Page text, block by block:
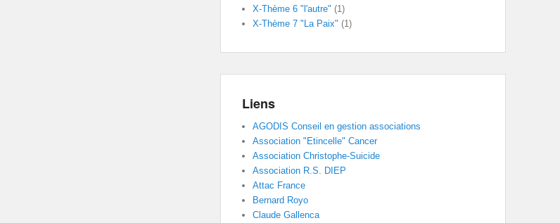
X-Thème 6 "l'autre" (1)
X-Thème 7 "La Paix" (1)
Liens
AGODIS Conseil en gestion associations
Association "Etincelle" Cancer
Association Christophe-Suicide
Association R.S. DIEP
Attac France
Bernard Royo
Claude Gallenca